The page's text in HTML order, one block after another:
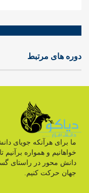
دوره های مرتبط
ما برای هرآنکه جویای
خواهانیم و همواره
دانش محور در راستای
جهان حرکت کنیم.